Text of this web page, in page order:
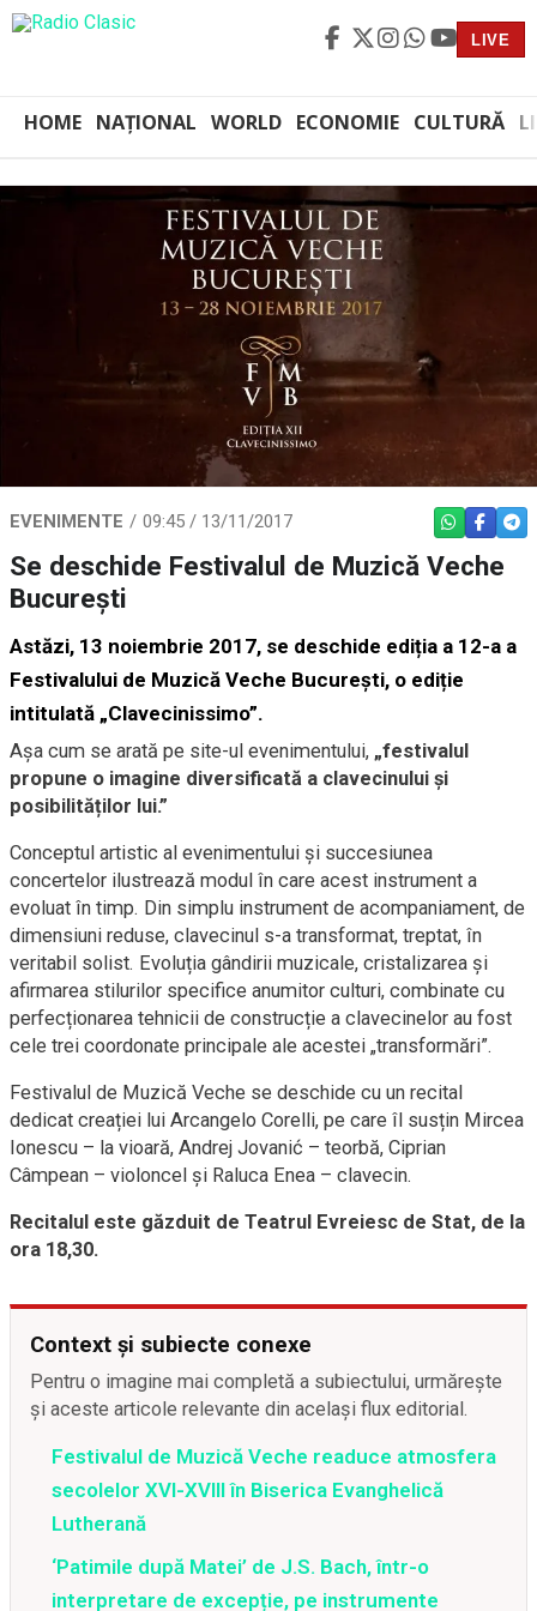
LIVE
HOME NAȚIONAL WORLD ECONOMIE CULTURĂ
EVENIMENTE 09:45 / 13/11/2017 WHATSAPP
Se deschide Festivalul de Muzică Veche
Bucureşti
Astăzi, 13 noiembrie 2017, se deschide ediția a 12-a a
Festivalului de Muzică Veche București, o ediție
intitulată „Clavecinissimo”.
Așa cum se arată pe site-ul evenimentului, „festivalul
propune o imagine diversificată a clavecinului și
posibilităților lui.”
Conceptul artistic al evenimentului și succesiunea
concertelor ilustrează modul în care acest instrument a
evoluat în timp. Din simplu instrument de acompaniament, de
dimensiuni reduse, clavecinul s-a transformat, treptat, în
veritabil solist. Evoluția gândirii muzicale, cristalizarea și
afirmarea stilurilor specifice anumitor culturi, combinate cu
perfecționarea tehnicii de construcție a clavecinelor au fost
cele trei coordonate principale ale acestei „transformări”.
Festivalul de Muzică Veche se deschide cu un recital
dedicat creației lui Arcangelo Corelli, pe care îl susțin Mircea
Ionescu – la vioară, Andrej Jovanić – teorbă, Ciprian
Câmpean – violoncel și Raluca Enea – clavecin.
Recitalul este găzduit de Teatrul Evreiesc de Stat, de la
ora 18,30.
Context și subiecte conexe
Pentru o imagine mai completă a subiectului, urmărește
și aceste articole relevante din același flux editorial.
Festivalul de Muzică Veche readuce atmosfera
secolelor XVI-XVIII în Biserica Evanghelică
Lutherană
‘Patimile după Matei’ de J.S. Bach, într-o
interpretare de excepție, pe instrumente